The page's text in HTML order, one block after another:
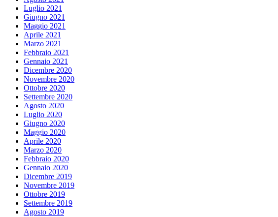
Luglio 2021
Giugno 2021
Maggio 2021
Aprile 2021
Marzo 2021
Febbraio 2021
Gennaio 2021
Dicembre 2020
Novembre 2020
Ottobre 2020
Settembre 2020
Agosto 2020
Luglio 2020
Giugno 2020
Maggio 2020
Aprile 2020
Marzo 2020
Febbraio 2020
Gennaio 2020
Dicembre 2019
Novembre 2019
Ottobre 2019
Settembre 2019
Agosto 2019